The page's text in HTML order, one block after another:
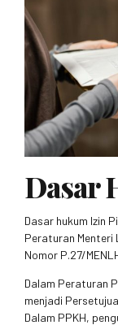
Dasar
Dasar hukum Izin
Peraturan Menteri
Nomor P.27/
Dalam Peraturan
menjadi
Dalam PPKH,